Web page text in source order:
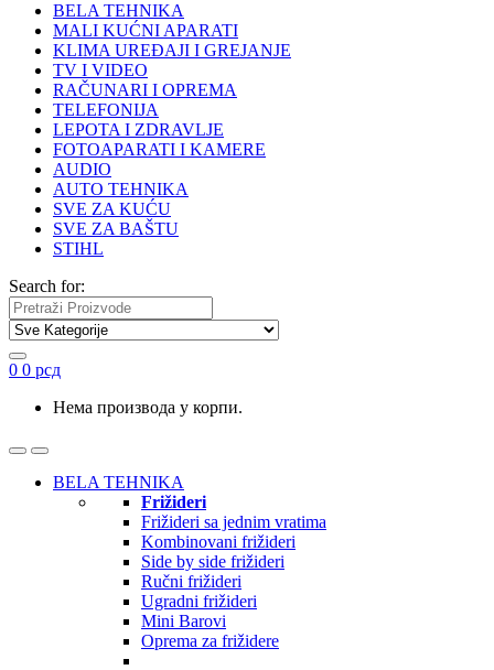
BELA TEHNIKA
MALI KUĆNI APARATI
KLIMA UREĐAJI I GREJANJE
TV I VIDEO
RAČUNARI I OPREMA
TELEFONIJA
LEPOTA I ZDRAVLJE
FOTOAPARATI I KAMERE
AUDIO
AUTO TEHNIKA
SVE ZA KUĆU
SVE ZA BAŠTU
STIHL
Search for:
0 0 рсд
Нема производа у корпи.
BELA TEHNIKA
Frižideri
Frižideri sa jednim vratima
Kombinovani frižideri
Side by side frižideri
Ručni frižideri
Ugradni frižideri
Mini Barovi
Oprema za frižidere